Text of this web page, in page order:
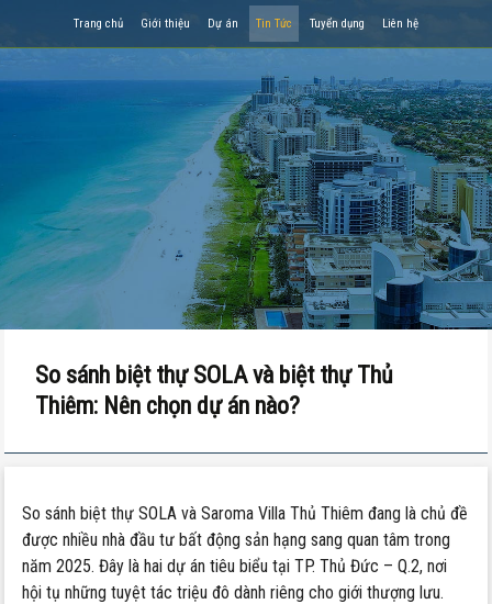
Trang chủ Giới thiệu Dự án Tin Tức Tuyển dụng Liên hệ
So sánh biệt thự SOLA và biệt thự Thủ
Thiêm: Nên chọn dự án nào?
So sánh biệt thự SOLA và Saroma Villa Thủ Thiêm đang là chủ đề
được nhiều nhà đầu tư bất động sản hạng sang quan tâm trong
năm 2025. Đây là hai dự án tiêu biểu tại TP. Thủ Đức – Q.2, nơi
hội tụ những tuyệt tác triệu đô dành riêng cho giới thượng lưu.